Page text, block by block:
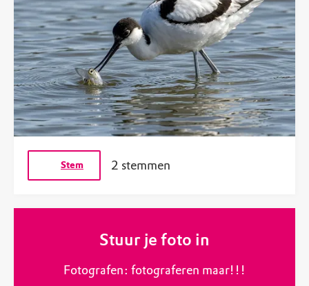
Stem 2 stemmen
Stuur je foto in
Fotografen: fotograferen maar!!!